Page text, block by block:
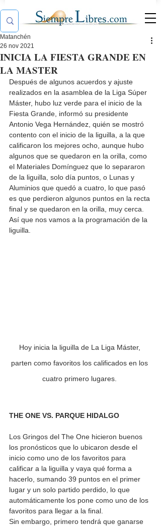
INICIA LA FIESTA GRANDE EN
LA MASTER
Matanchén
26 nov 2021
Después de algunos acuerdos y ajuste
realizados en la asamblea de la Liga Súper
Máster, hubo luz verde para el inicio de la
Fiesta Grande, informó su presidente
Antonio Vega Hernández, quién se mostró
contento con el inicio de la liguilla, a la que
calificaron los mejores ocho, aunque hubo
algunos que se quedaron en la orilla, como
el Materiales Domínguez que lo separaron
de la liguilla, solo día puntos, o Lunas y
Aluminios que quedó a cuatro, lo que pasó
es que perdieron algunos puntos en la recta
final y se quedaron en la orilla, muy cerca.
Así que nos vamos a la programación de la
liguilla.
Hoy inicia la liguilla de La Liga Máster,
parten como favoritos los calificados en los
cuatro primero lugares.
THE ONE VS. PARQUE HIDALGO
Los Gringos del The One hicieron buenos
los pronósticos que lo ubicaron desde el
inicio como uno de los favoritos para
calificar a la liguilla y vaya qué forma a
hacerlo, sumando 39 puntos en el primer
lugar y un solo partido perdido, lo que
automáticamente los pone como uno de los
favoritos para llegar a la final.
Sin embargo, primero tendrá que ganarse